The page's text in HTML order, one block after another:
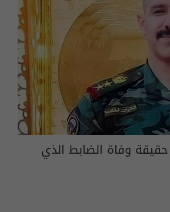
وفاة الضابط الذي